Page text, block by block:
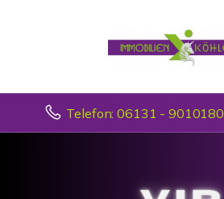
Telefon: 06131 - 9010180